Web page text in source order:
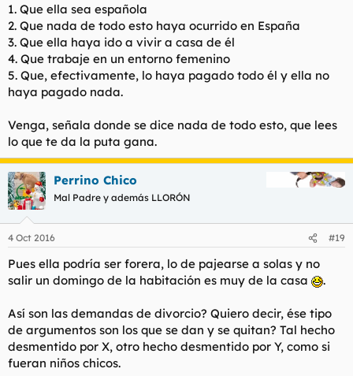
con españolas por el resto de su vida.
1. Que ella sea española
2. Que nada de todo esto haya ocurrido en España
3. Que ella haya ido a vivir a casa de él
4. Que trabaje en un entorno femenino
5. Que, efectivamente, lo haya pagado todo él y ella no
haya pagado nada.
Venga, señala donde se dice nada de todo esto, que lees
lo que te da la puta gana.
Perrino Chico
Mal Padre y además LLORÓN
4 Oct 2016 #19
Pues ella podría ser forera, lo de pajearse a solas y no
salir un domingo de la habitación es muy de la casa
.
Así son las demandas de divorcio? Quiero decir, ése tipo
de argumentos son los que se dan y se quitan? Tal hecho
desmentido por X, otro hecho desmentido por Y, como si
fueran niños chicos.